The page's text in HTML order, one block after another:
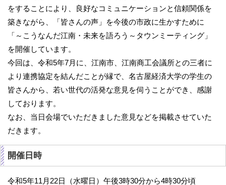
をすることにより、良好なコミュニケーションと信頼関係を
築きながら、「皆さんの声」を今後の市政に生かすために
「～こうなんだ江南・未来を語ろう～タウンミーティング」
を開催しています。
今回は、令和5年7月に、江南市、江南商工会議所との三者に
より連携協定を結んだことが縁で、名古屋経済大学の学生の
皆さんから、若い世代の活発な意見を伺うことができ、感謝
しております。
なお、当日会場でいただきました意見などを掲載させていた
だきます。
開催日時
令和5年11月22日（水曜日）午後3時30分から4時30分頃